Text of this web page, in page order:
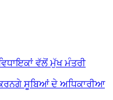
ਵੱਲੋਂ ਮੁੱਖ ਮੰਤਰੀ
ਸੂਬਿਆਂ ਦੇ ਅਧਿਕਾਰੀਆ